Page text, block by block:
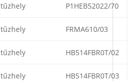
tűzhely P1HEB52022/70
tűzhely FRMA610/03
tűzhely HB514FBR0T/02
tűzhely HB514FBR0T/03